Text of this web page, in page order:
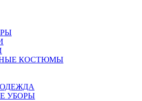
КОСТЮМЫ
УБОРЫ